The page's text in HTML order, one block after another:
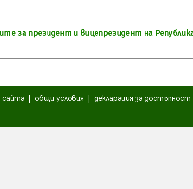
за президент и вицепрезидент на
сайта общи условия декларация за достъпност